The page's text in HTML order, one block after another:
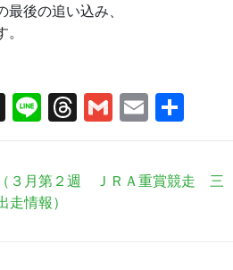
最後の追い込み、
X LineThreads
Gmail
Email
３月第２週 ＪＲＡ重賞競走 三
走情報）